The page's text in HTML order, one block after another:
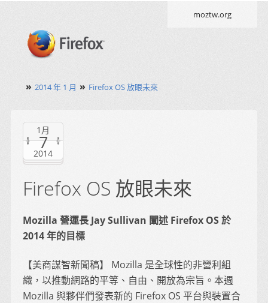
moztw.org
» 2014 年 1 月 » Firefox OS 放眼未來
1月
7
2014
Firefox OS 放眼未來
Mozilla 營運長 Jay Sullivan 闡述 Firefox OS 於
2014 年的目標
【美商謀智新聞稿】 Mozilla 是全球性的非營利組
織，以推動網路的平等、自由、開放為宗旨。本週
Mozilla 與夥伴們發表新的 Firefox OS 平台與裝置合